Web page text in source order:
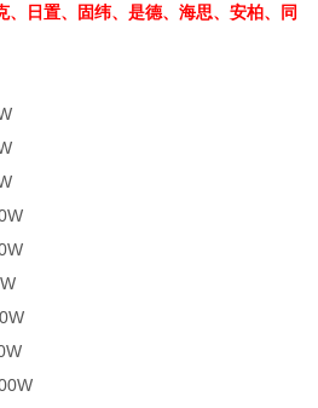
、日置、固纬、是德、海思、安柏、同